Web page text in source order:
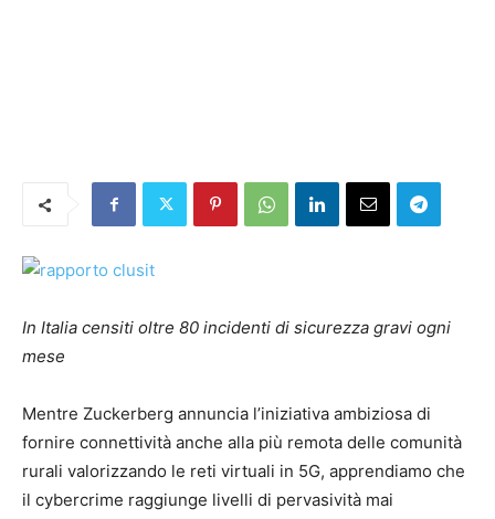
In Italia censiti oltre 80 incidenti di sicurezza gravi ogni
mese
Mentre Zuckerberg annuncia l’iniziativa ambiziosa di
fornire connettività anche alla più remota delle comunità
rurali valorizzando le reti virtuali in 5G, apprendiamo che
il cybercrime raggiunge livelli di pervasività mai